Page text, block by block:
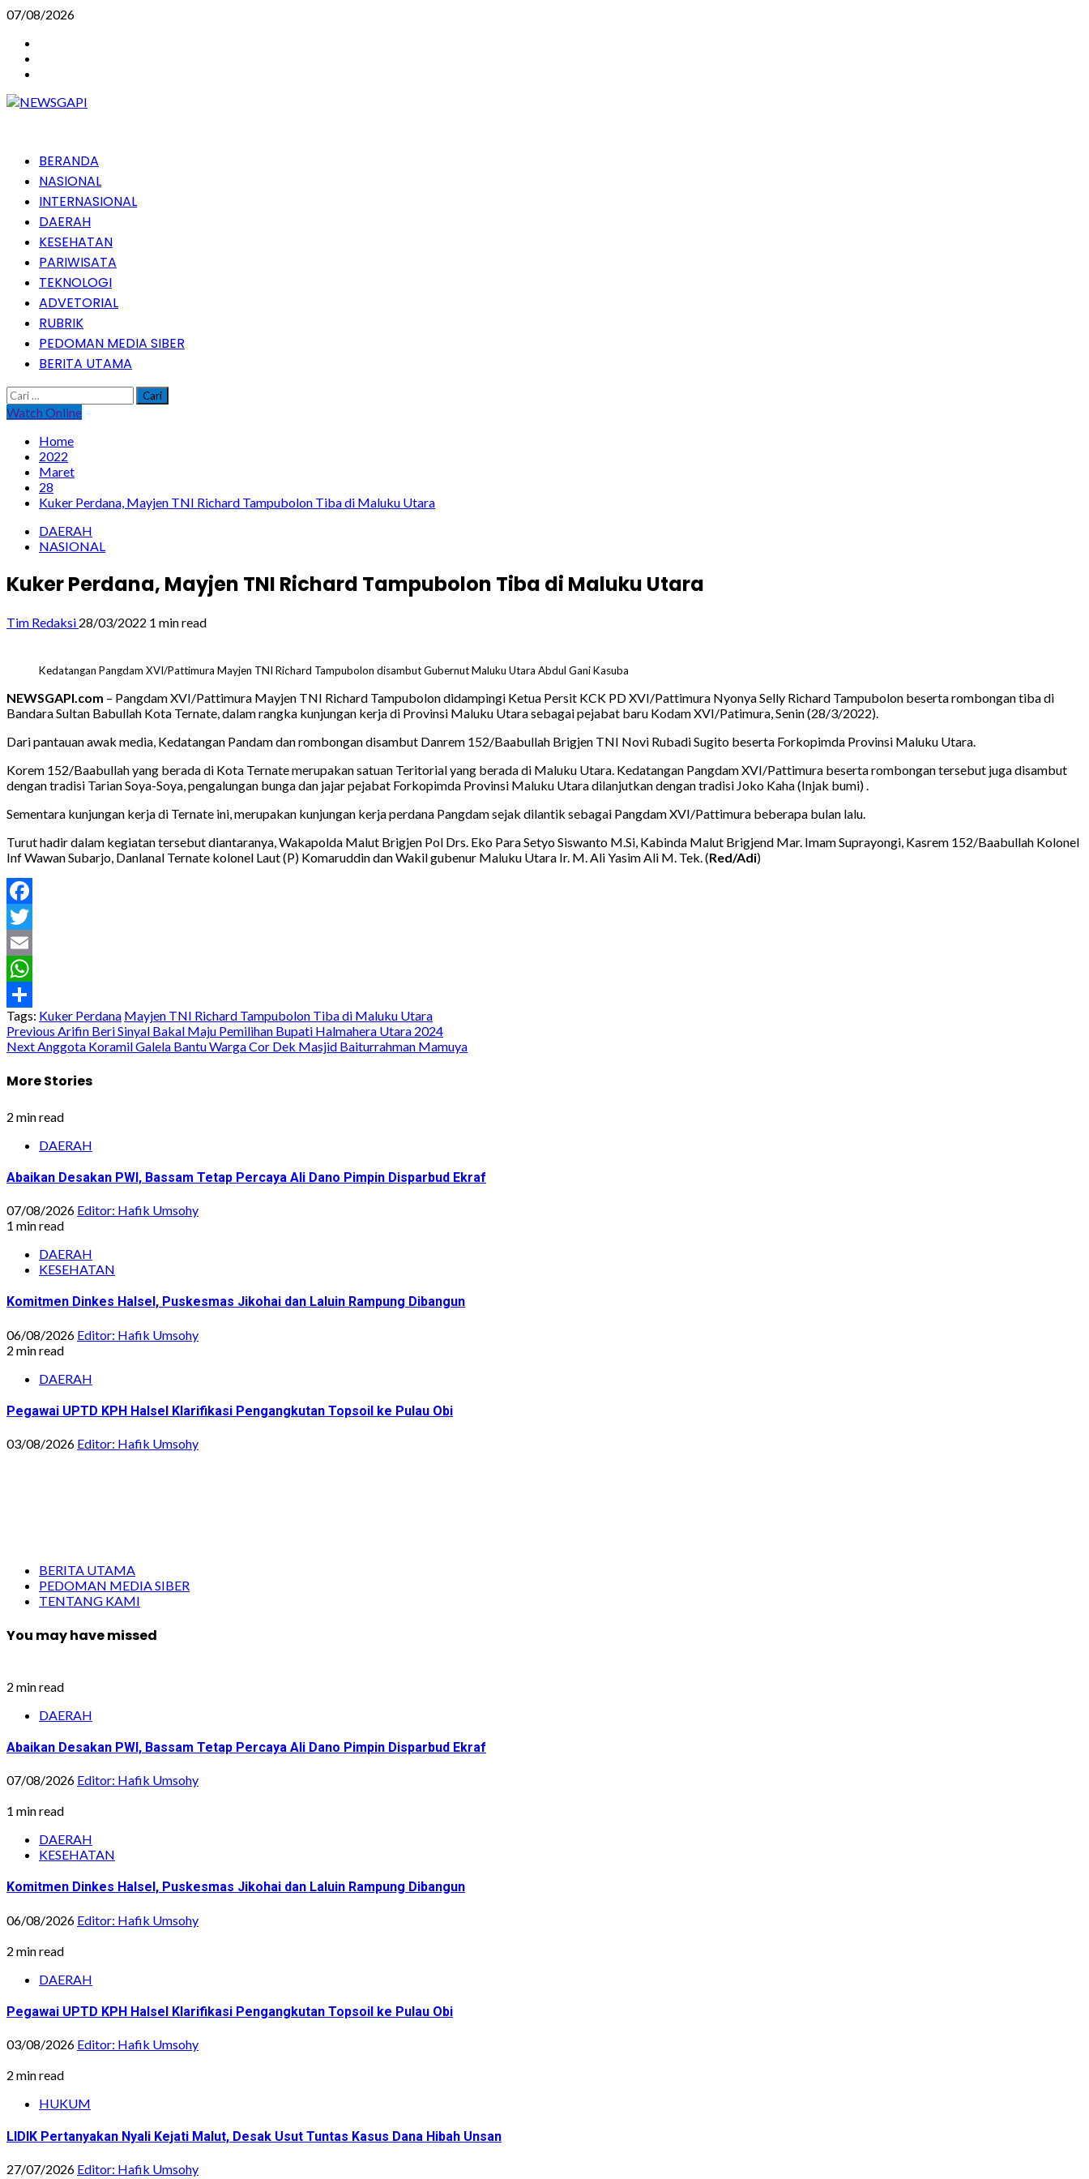
Skip
content
07/08/2026
PrimaryBERANDA
NASIONAL
INTERNASIONAL
DAERAH
KESEHATAN
PARIWISATA
TEKNOLOGI
ADVETORIAL
RUBRIK
PEDOMAN MEDIA SIBER
BERITA UTAMA
Cari
untuk:
Watch Online
Home
2022
Maret
28
Kuker Perdana, Mayjen TNI Richard Tampubolon Tiba di Maluku Utara
DAERAH
NASIONAL
Kuker Perdana, Mayjen TNI Richard Tampubolon Tiba di Maluku Utara
Tim Redaksi 28/03/2022 1 min read
Kedatangan Pangdam XVI/Pattimura Mayjen TNI Richard Tampubolon disambut Gubernut Maluku Utara Abdul Gani Kasuba
NEWSGAPI.com – Pangdam XVI/Pattimura Mayjen TNI Richard Tampubolon didampingi Ketua Persit KCK PD XVI/Pattimura Nyonya Selly Richard Tampubolon beserta rombongan tiba di
Bandara Sultan Babullah Kota Ternate, dalam rangka kunjungan kerja di Provinsi Maluku Utara sebagai pejabat baru Kodam XVI/Patimura, Senin (28/3/2022).
Dari pantauan awak media, Kedatangan Pandam dan rombongan disambut Danrem 152/Baabullah Brigjen TNI Novi Rubadi Sugito beserta Forkopimda Provinsi Maluku Utara.
Korem 152/Baabullah yang berada di Kota Ternate merupakan satuan Teritorial yang berada di Maluku Utara. Kedatangan Pangdam XVI/Pattimura beserta rombongan tersebut juga disambut
dengan tradisi Tarian Soya-Soya, pengalungan bunga dan jajar pejabat Forkopimda Provinsi Maluku Utara dilanjutkan dengan tradisi Joko Kaha (Injak bumi) .
Sementara kunjungan kerja di Ternate ini, merupakan kunjungan kerja perdana Pangdam sejak dilantik sebagai Pangdam XVI/Pattimura beberapa bulan lalu.
Turut hadir dalam kegiatan tersebut diantaranya, Wakapolda Malut Brigjen Pol Drs. Eko Para Setyo Siswanto M.Si, Kabinda Malut Brigjend Mar. Imam Suprayongi, Kasrem 152/Baabullah Kolonel
Inf Wawan Subarjo, Danlanal Ternate kolonel Laut (P) Komaruddin dan Wakil gubenur Maluku Utara Ir. M. Ali Yasim Ali M. Tek. (Red/Adi)
Facebook
Twitter
Email
WhatsApp
Share
Tags: Kuker Perdana Mayjen TNI Richard Tampubolon Tiba di Maluku Utara
Post
Previous Arifin Beri Sinyal Bakal Maju Pemilihan Bupati Halmahera Utara 2024
NextAnggota Koramil Galela Bantu Warga Cor Dek Masjid Baiturrahman Mamuya
More Stories
2 min read
DAERAH
Abaikan Desakan PWI, Bassam Tetap Percaya Ali Dano Pimpin Disparbud Ekraf
07/08/2026 Editor: Hafik Umsohy
1 min read
DAERAH
KESEHATAN
Komitmen Dinkes Halsel, Puskesmas Jikohai dan Laluin Rampung Dibangun
06/08/2026 Editor: Hafik Umsohy
2 min read
DAERAH
Pegawai UPTD KPH Halsel Klarifikasi Pengangkutan Topsoil ke Pulau Obi
03/08/2026 Editor: Hafik Umsohy
BERITA UTAMA
PEDOMAN MEDIA SIBER
TENTANG KAMI
You may have missed
2 min read
DAERAH
Abaikan Desakan PWI, Bassam Tetap Percaya Ali Dano Pimpin Disparbud Ekraf
07/08/2026 Editor: Hafik Umsohy
1 min read
DAERAH
KESEHATAN
Komitmen Dinkes Halsel, Puskesmas Jikohai dan Laluin Rampung Dibangun
06/08/2026 Editor: Hafik Umsohy
2 min read
DAERAH
Pegawai UPTD KPH Halsel Klarifikasi Pengangkutan Topsoil ke Pulau Obi
03/08/2026 Editor: Hafik Umsohy
2 min read
HUKUM
LIDIK Pertanyakan Nyali Kejati Malut, Desak Usut Tuntas Kasus Dana Hibah Unsan
27/07/2026 Editor: Hafik Umsohy